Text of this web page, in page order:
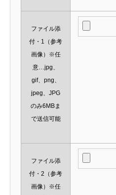
ファイル添
付・1（参考
画像）※任
意…jpg、
gif、png、
jpeg、JPG
のみ6MBま
で送信可能
ファイル添
付・2（参考
画像）※任